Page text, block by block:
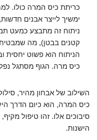
כריתת כיס המרה כולו.
ימשיך לייצר אבנים
ניתוח זה מתבצע כמעט
קטנים בבטן), מה
הניתוח הוא פשוט יחסית
כיס מרה. הגוף מסתגל
כיס המרה, הוא כיום הדרך
סיבוכים אלו. זהו טיפול
הישנות.